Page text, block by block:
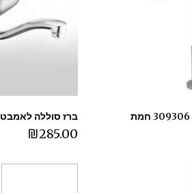
ברז סוללה לאמבטיה
₪285.00